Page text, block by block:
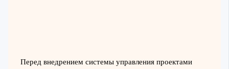
Перед внедрением системы управления проектами